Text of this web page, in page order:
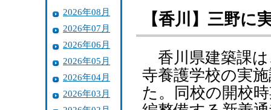
2026年08月
2026年07月
2026年06月
2026年05月
2026年04月
2026年03月
【香川】三野
香川県建築課は
寺養護学校の実
た。同校の開校